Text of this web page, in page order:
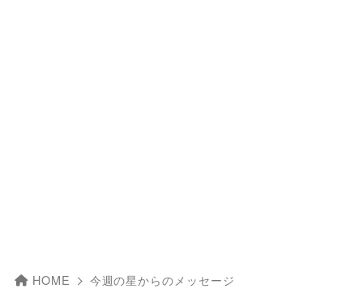
HOME 今週の星からのメッセージ